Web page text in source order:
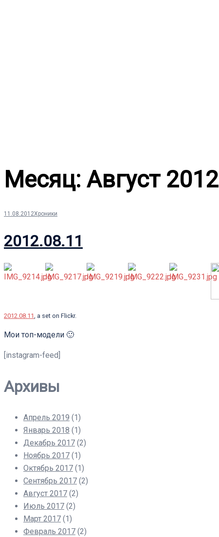
Месяц: Август 2012
11.08.2012Хроники
2012.08.11
2012.08.11, a set on Flickr.
Мои топ-модели 🙂
[instagram-feed]
Архивы
Апрель 2019 (1)
Январь 2018 (1)
Декабрь 2017 (2)
Ноябрь 2017 (1)
Октябрь 2017 (1)
Сентябрь 2017 (2)
Август 2017 (2)
Июль 2017 (2)
Март 2017 (1)
Февраль 2017 (2)